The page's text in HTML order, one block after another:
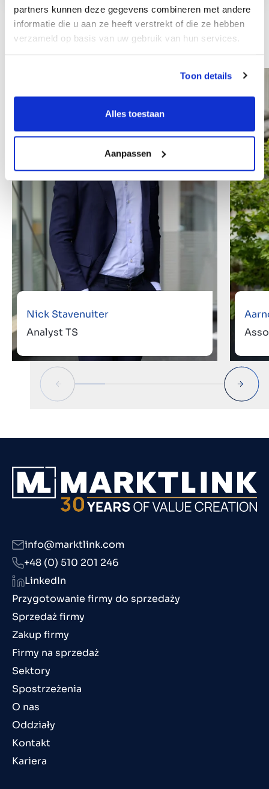
partners kunnen deze gegevens combineren met andere
informatie die u aan ze heeft verstrekt of die ze hebben
verzameld op basis van uw gebruik van hun services.
Toon details
Alles toestaan
Aanpassen
Inni współpracownicy
Nick Stavenuiter
Analyst TS
Przygotowanie firmy do sprzedaży
Sprzedaż firmy
Zakup firmy
Firmy na sprzedaż
Sektory
Spostrzeżenia
O nas
Oddziały
Kontakt
Kariera
info@marktlink.com
+48 (0) 510 201 246
LinkedIn